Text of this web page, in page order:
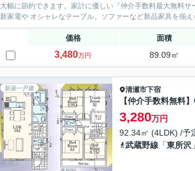
大幅に節約できます。家計に優しい『仲介手数料最大無料サービス』をぜひご利用ください！ 節
価格 面積
3,480万円 89.09㎡
新築一戸建 清瀬市下宿
【仲介手数料無
3,280万円
92.34㎡ (4LDK) /予
武蔵野線 「東所沢